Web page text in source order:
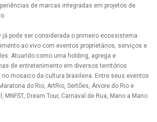
de marcas integradas em projetos de
já pode ser considerada o primeiro ecossistema
ao vivo com eventos proprietários, serviços e
Atuando como uma holding, agrega e
de entretenimento em diversos territórios
mosaico da cultura brasileira. Entre seus eventos
do Rio, ArtRio, Sertões, Árvore do Rio e
MNFST, Dream Tour, Carnaval de Rua, Mano a Mano